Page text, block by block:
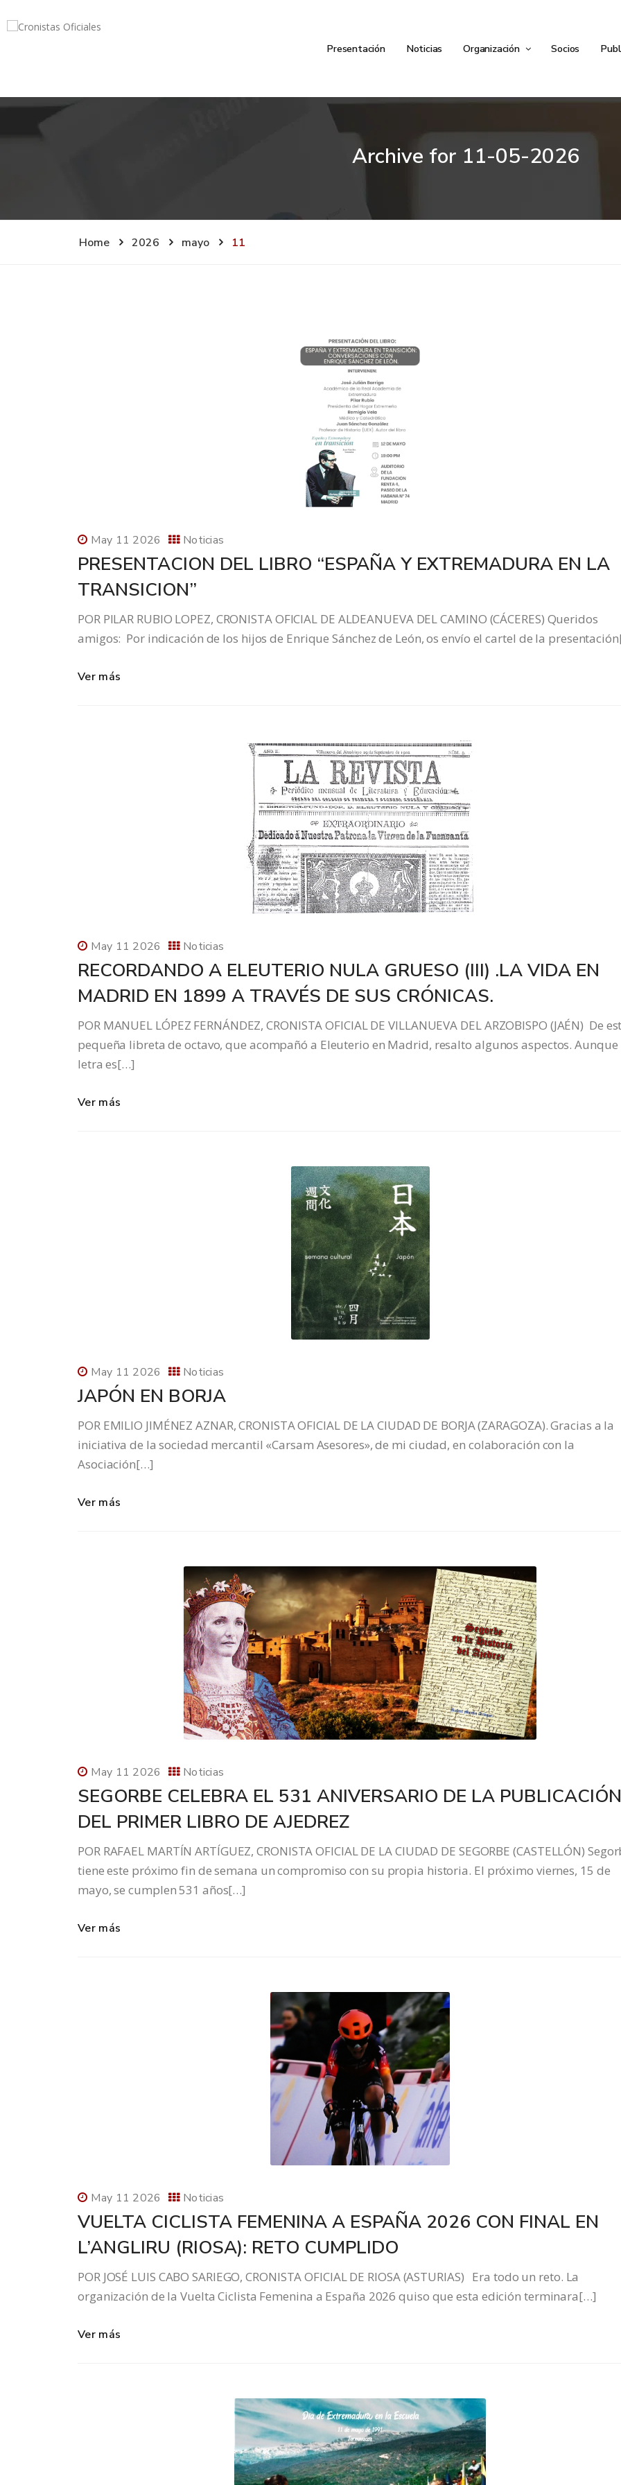
Presentación Noticias Organización Socios
Archive for 11-05-2026
Home 2026 mayo 11
May 11 2026 Noticias
PRESENTACION DEL LIBRO “ESPAÑA Y EXTREMADURA EN LA
TRANSICION”
POR PILAR RUBIO LOPEZ, CRONISTA OFICIAL DE ALDEANUEVA DEL CAMINO (CÁCERES) Queridos
amigos: Por indicación de los hijos de Enrique Sánchez de León, os envío el cartel de la
Ver más
May 11 2026 Noticias
RECORDANDO A ELEUTERIO NULA GRUESO (III) .LA VIDA EN
MADRID EN 1899 A TRAVÉS DE SUS CRÓNICAS.
POR MANUEL LÓPEZ FERNÁNDEZ, CRONISTA OFICIAL DE VILLANUEVA DEL ARZOBISPO (JAÉN) De
pequeña libreta de octavo, que acompañó a Eleuterio en Madrid, resalto algunos aspectos. Aunque
letra es[…]
Ver más
May 11 2026 Noticias
JAPÓN EN BORJA
POR EMILIO JIMÉNEZ AZNAR, CRONISTA OFICIAL DE LA CIUDAD DE BORJA (ZARAGOZA). Gracias a la
iniciativa de la sociedad mercantil «Carsam Asesores», de mi ciudad, en colaboración con la
Asociación[…]
Ver más
May 11 2026 Noticias
SEGORBE CELEBRA EL 531 ANIVERSARIO DE LA PUBLICACIÓN
DEL PRIMER LIBRO DE AJEDREZ
POR RAFAEL MARTÍN ARTÍGUEZ, CRONISTA OFICIAL DE LA CIUDAD DE SEGORBE (CASTELLÓN)
tiene este próximo fin de semana un compromiso con su propia historia. El próximo viernes, 15 de
mayo, se cumplen 531 años[…]
Ver más
May 11 2026 Noticias
VUELTA CICLISTA FEMENINA A ESPAÑA 2026 CON FINAL EN
L’ANGLIRU (RIOSA): RETO CUMPLIDO
POR JOSÉ LUIS CABO SARIEGO, CRONISTA OFICIAL DE RIOSA (ASTURIAS) Era todo un reto. La
organización de la Vuelta Ciclista Femenina a España 2026 quiso que esta edición terminara[…]
Ver más